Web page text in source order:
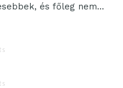
és főleg nem